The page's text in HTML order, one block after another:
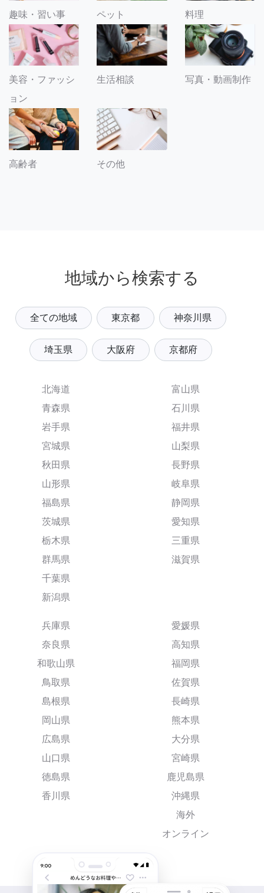
趣味・習い事 ペット 料理
美容・ファッシ
ョン
生活相談 写真・動画制作
高齢者 その他
地域から検索する
全ての地域 東京都 神奈川県
埼玉県 大阪府 京都府
北海道
青森県
岩手県
宮城県
秋田県
山形県
福島県
茨城県
栃木県
群馬県
千葉県
新潟県
富山県
石川県
福井県
山梨県
長野県
岐阜県
静岡県
愛知県
三重県
滋賀県
兵庫県
奈良県
和歌山県
鳥取県
島根県
岡山県
広島県
山口県
徳島県
香川県
愛媛県
高知県
福岡県
佐賀県
長崎県
熊本県
大分県
宮崎県
鹿児島県
沖縄県
海外
オンライン